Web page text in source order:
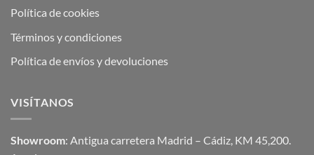
Política de cookies
Términos y condiciones
Política de envíos y devoluciones
VISÍTANOS
Showroom: Antigua carretera Madrid – Cádiz, KM 45,200.